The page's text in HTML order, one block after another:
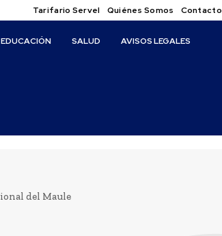
Tarifario Servel Quiénes Somos Contacto
EDUCACIÓN SALUD AVISOS LEGALES
del Maule